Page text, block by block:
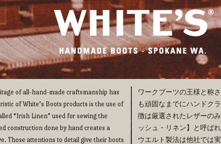
of all-hand-made craftsmanship has
of White’s Boots products is the use of
“Irish Linen” used for sewing the
construction done by hand creates a
Those attentions to detail give their boots
ワークブーツの王様と称
も頑固なまでにハンドク
徴は厳選されたレザーの
ッシュ・リネン】と呼ば
ウエルト製法は他社では